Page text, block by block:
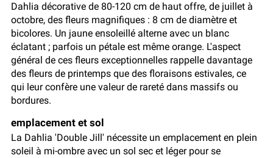
Dahlia décorative de 80-120 cm de haut offre, de juillet à
octobre, des fleurs magnifiques : 8 cm de diamètre et
bicolores. Un jaune ensoleillé alterne avec un blanc
éclatant ; parfois un pétale est même orange. L'aspect
général de ces fleurs exceptionnelles rappelle davantage
des fleurs de printemps que des floraisons estivales, ce
qui leur confère une valeur de rareté dans massifs ou
bordures.
emplacement et sol
La Dahlia 'Double Jill' nécessite un emplacement en plein
soleil à mi-ombre avec un sol sec et léger pour se